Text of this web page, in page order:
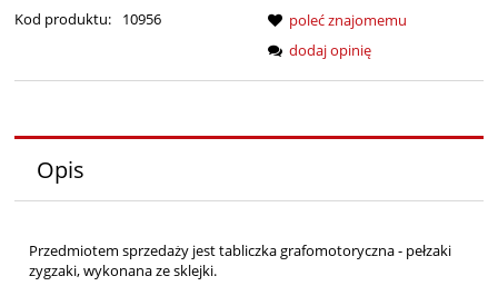
Kod produktu:
10956
poleć znajomemu
dodaj opinię
Opis
Przedmiotem sprzedaży jest tabliczka grafomotoryczna - pełzaki
zygzaki, wykonana ze sklejki.